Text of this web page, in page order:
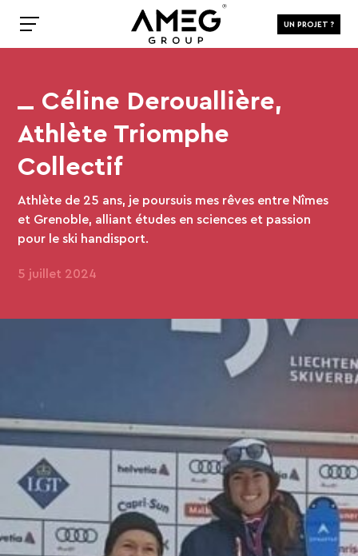
UN PROJET ?
Céline Derouallière,
Athlète Triomphe
Collectif
Athlète de 25 ans, je poursuis mes rêves entre Nîmes
et Grenoble, alliant études en sciences et passion
pour le ski handisport.
5 juillet 2024